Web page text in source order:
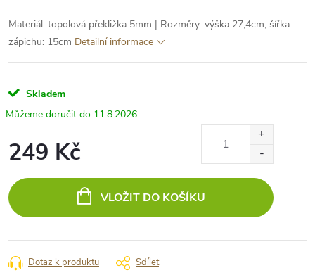
Materiál: topolová překližka 5mm | Rozměry: výška 27,4cm, šířka
zápichu: 15cm Detailní informace
Skladem
11.8.2026
249 Kč
cena:
VLOŽIT DO KOŠÍKU
Dotaz k produktu Sdílet